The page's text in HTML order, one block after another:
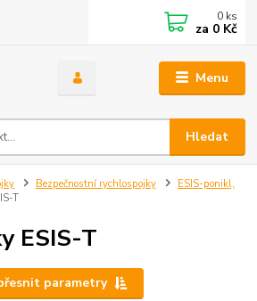
Menu
Hledat
0 ks
za 0 Kč
Bezpečnostní rychlospojky
ESIS-ponikl,
T
ESIS-T
parametry